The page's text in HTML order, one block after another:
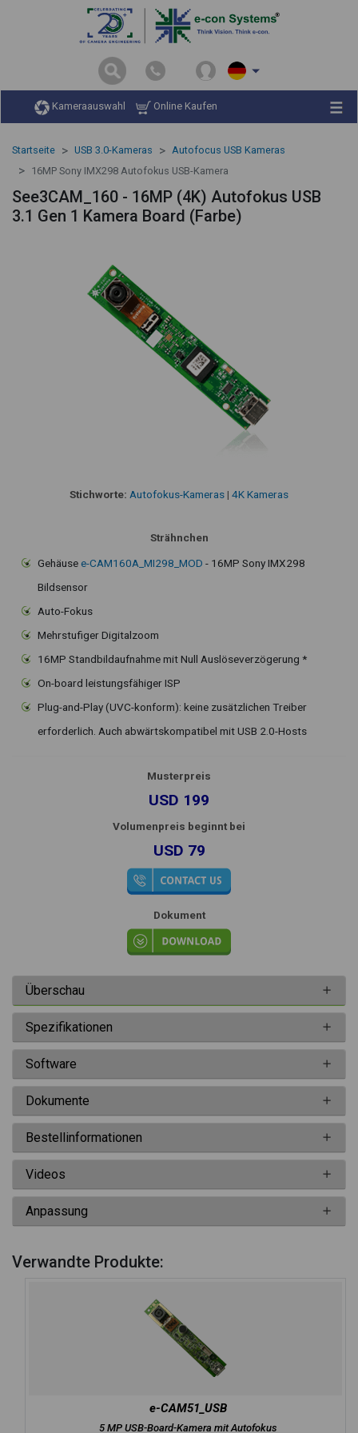
Kameraauswahl Online Kaufen
Startseite USB 3.0-Kameras
Autofocus USB Kameras
16MP Sony IMX298 Autofokus USB-Kamera
See3CAM_160 - 16MP (4K) Autofokus USB
3.1 Gen 1 Kamera Board (Farbe)
Stichworte: Autofokus-Kameras | 4K Kameras
Strähnchen
Gehäusee-CAM160A_MI298_MOD - 16MP Sony IMX298
Bildsensor
Auto-Fokus
Mehrstufiger Digitalzoom
16MP Standbildaufnahme mit Null Auslöseverzögerung *
On-board leistungsfähiger ISP
Plug-and-Play (UVC-konform): keine zusätzlichen Treiber
erforderlich. Auch abwärtskompatibel mit USB 2.0-Hosts
Musterpreis
USD 199
Volumenpreis beginnt bei
USD 79
Dokument
Überschau
Spezifikationen
Software
Dokumente
Bestellinformationen
Videos
Anpassung
Verwandte Produkte:
e-CAM51_USB
5 MP USB-Board-Kamera mit Autofokus